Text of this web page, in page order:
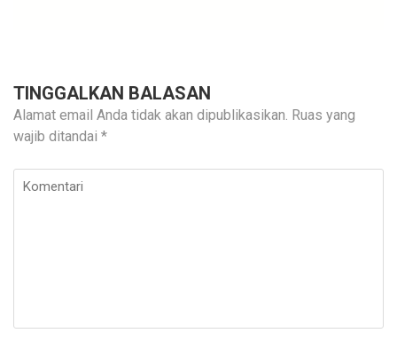
TINGGALKAN BALASAN
Alamat email Anda tidak akan dipublikasikan. Ruas yang
wajib ditandai *
Komentari